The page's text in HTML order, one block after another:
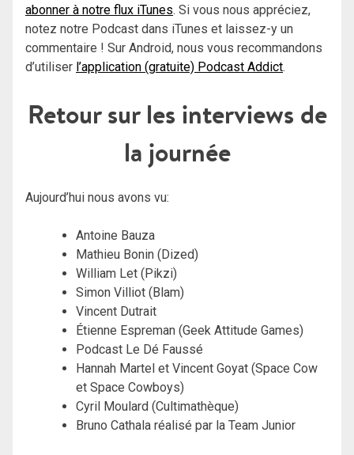
abonner à notre flux iTunes. Si vous nous appréciez,
notez notre Podcast dans iTunes et laissez-y un
commentaire ! Sur Android, nous vous recommandons
d’utiliser l’application (gratuite) Podcast Addict.
Retour sur les interviews de
la journée
Aujourd’hui nous avons vu:
Antoine Bauza
Mathieu Bonin (Dized)
William Let (Pikzi)
Simon Villiot (Blam)
Vincent Dutrait
Étienne Espreman (Geek Attitude Games)
Podcast Le Dé Faussé
Hannah Martel et Vincent Goyat (Space Cow
et Space Cowboys)
Cyril Moulard (Cultimathèque)
Bruno Cathala réalisé par la Team Junior